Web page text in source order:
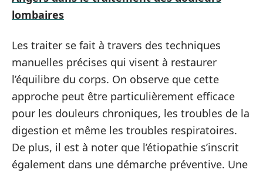
lombaires
Les traiter se fait à travers des techniques
manuelles précises qui visent à restaurer
l’équilibre du corps. On observe que cette
approche peut être particulièrement efficace
pour les douleurs chroniques, les troubles de la
digestion et même les troubles respiratoires.
De plus, il est à noter que l’étiopathie s’inscrit
également dans une démarche préventive. Une